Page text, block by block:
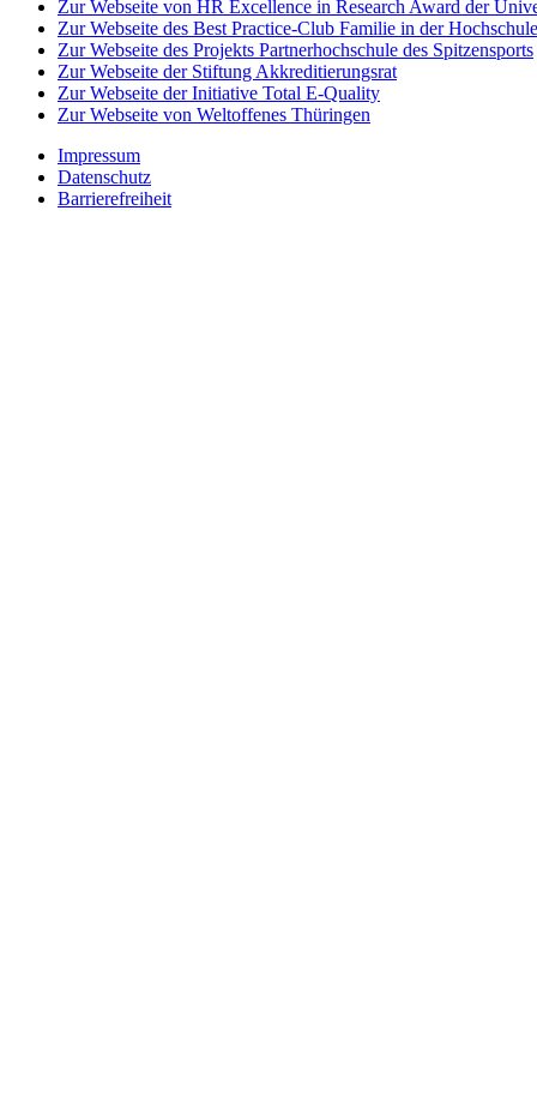
Zur Webseite von HR Excellence in Research Award der
Zur Webseite des Best Practice-Club Familie in der Hochschule
Zur Webseite des Projekts Partnerhochschule des Spitzensports
Zur Webseite der Stiftung Akkreditierungsrat
Zur Webseite der Initiative Total E-Quality
Zur Webseite von Weltoffenes Thüringen
Impressum
Datenschutz
Barrierefreiheit